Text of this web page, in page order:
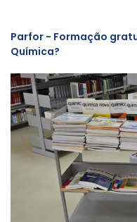
Parfor - Formação
Química?